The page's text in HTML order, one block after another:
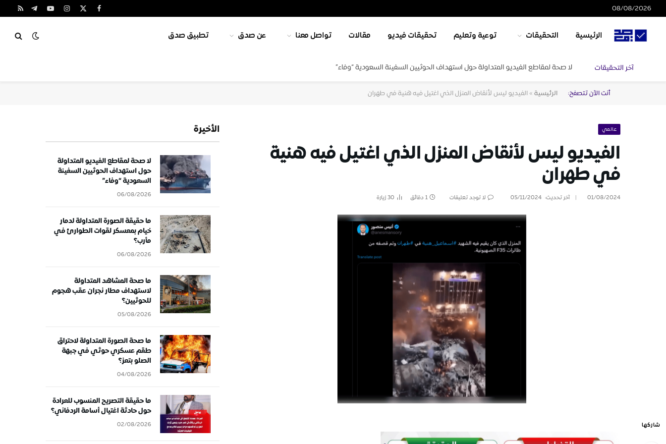
08/08/2026 فيسبوك
X
الانستغراميوتيوبتيلقرامRSS
الرئيسية التحقيقات توعية وتعليم تحقيقات فيديو مقالات تواصل معنا عن صدق تطبيق صدق
آخر التحقيقات لا صحة لمقاطع الفيديو المتداولة حول استهداف الحوثيين السفينة السعودية “وفاء”
أنت الآن تتصفح: الرئيسية» الفيديو ليس لأنقاض المنزل الذي اغتيل فيه هنية في طهران
عالمي
الفيديو ليس لأنقاض المنزل الذي اغتيل فيه هنية
في طهران
01/08/2024 آخر تحديث: 05/11/2024 لا توجد تعليقات 1 دقائق 30زيارة
شاركها
الأخيرة
لا صحة لمقاطع الفيديو المتداولة
حول استهداف الحوثيين السفينة
السعودية “وفاء”
06/08/2026
ما حقيقة الصورة المتداولة لدمار
خيام بمعسكر لقوات الطوارئ في
مأرب؟
06/08/2026
ما صحة المشاهد المتداولة
لاستهداف مطار نجران عقب هجوم
للحوثيين؟
05/08/2026
ما صحة الصورة المتداولة لاحتراق
طقم عسكري حوثي في جبهة
الصلو بتعز؟
04/08/2026
ما حقيقة التصريح المنسوب للعرادة
حول حادثة اغتيال أسامة الردفاني؟
02/08/2026